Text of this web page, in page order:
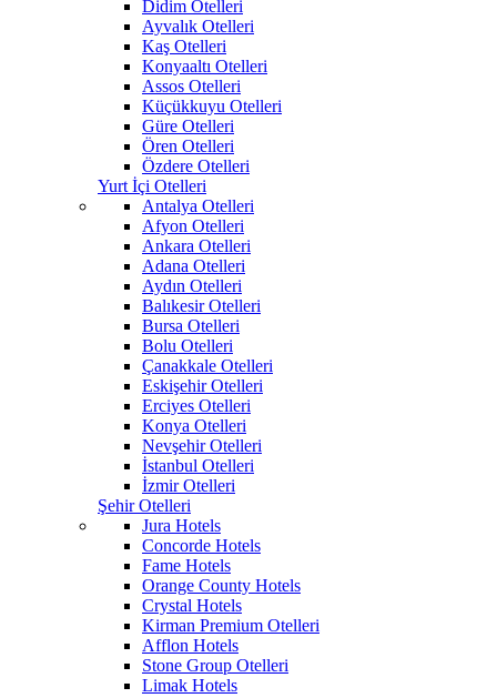
Didim Otelleri
Ayvalık Otelleri
Kaş Otelleri
Konyaaltı Otelleri
Assos Otelleri
Küçükkuyu Otelleri
Güre Otelleri
Ören Otelleri
Özdere Otelleri
Yurt İçi Otelleri
Antalya Otelleri
Afyon Otelleri
Ankara Otelleri
Adana Otelleri
Aydın Otelleri
Balıkesir Otelleri
Bursa Otelleri
Bolu Otelleri
Çanakkale Otelleri
Eskişehir Otelleri
Erciyes Otelleri
Konya Otelleri
Nevşehir Otelleri
İstanbul Otelleri
İzmir Otelleri
Şehir Otelleri
Jura Hotels
Concorde Hotels
Fame Hotels
Orange County Hotels
Crystal Hotels
Kirman Premium Otelleri
Afflon Hotels
Stone Group Otelleri
Limak Hotels